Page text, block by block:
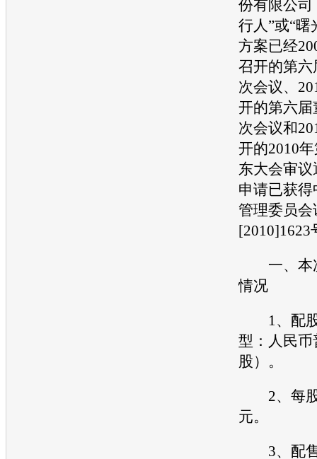
份有限公司
行人”或“曙
方案已经
召开的第
次会议、
开的第六
次会议和
开的2010
东大会审
申请已获
管理委员会
[2010]1623
一、本
情况
1、配股
型：人民
股）。
2、每股
元。
3、配售